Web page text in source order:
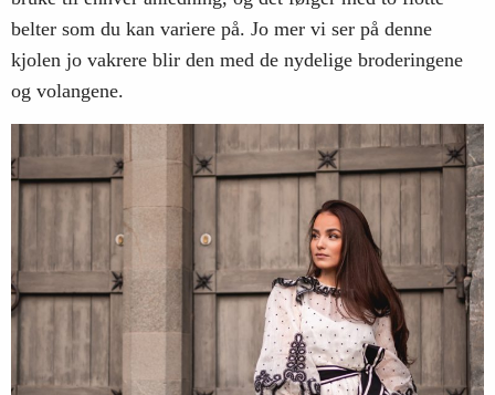
belter som du kan variere på. Jo mer vi ser på denne
kjolen jo vakrere blir den med de nydelige broderingene
og volangene.